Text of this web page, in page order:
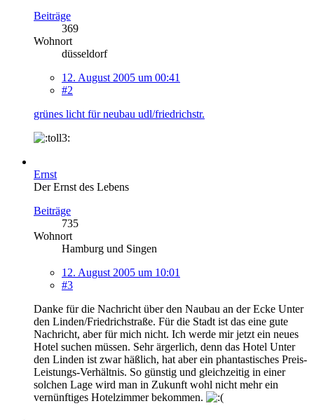
Beiträge
369
Wohnort
düsseldorf
12. August 2005 um 00:41
#2
grünes licht für neubau udl/friedrichstr.
Ernst
Der Ernst des Lebens
Beiträge
735
Wohnort
Hamburg und Singen
12. August 2005 um 10:01
#3
Danke für die Nachricht über den Naubau an der Ecke Unter
den Linden/Friedrichstraße. Für die Stadt ist das eine gute
Nachricht, aber für mich nicht. Ich werde mir jetzt ein neues
Hotel suchen müssen. Sehr ärgerlich, denn das Hotel Unter
den Linden ist zwar häßlich, hat aber ein phantastisches Preis-
Leistungs-Verhältnis. So günstig und gleichzeitig in einer
solchen Lage wird man in Zukunft wohl nicht mehr ein
vernünftiges Hotelzimmer bekommen.